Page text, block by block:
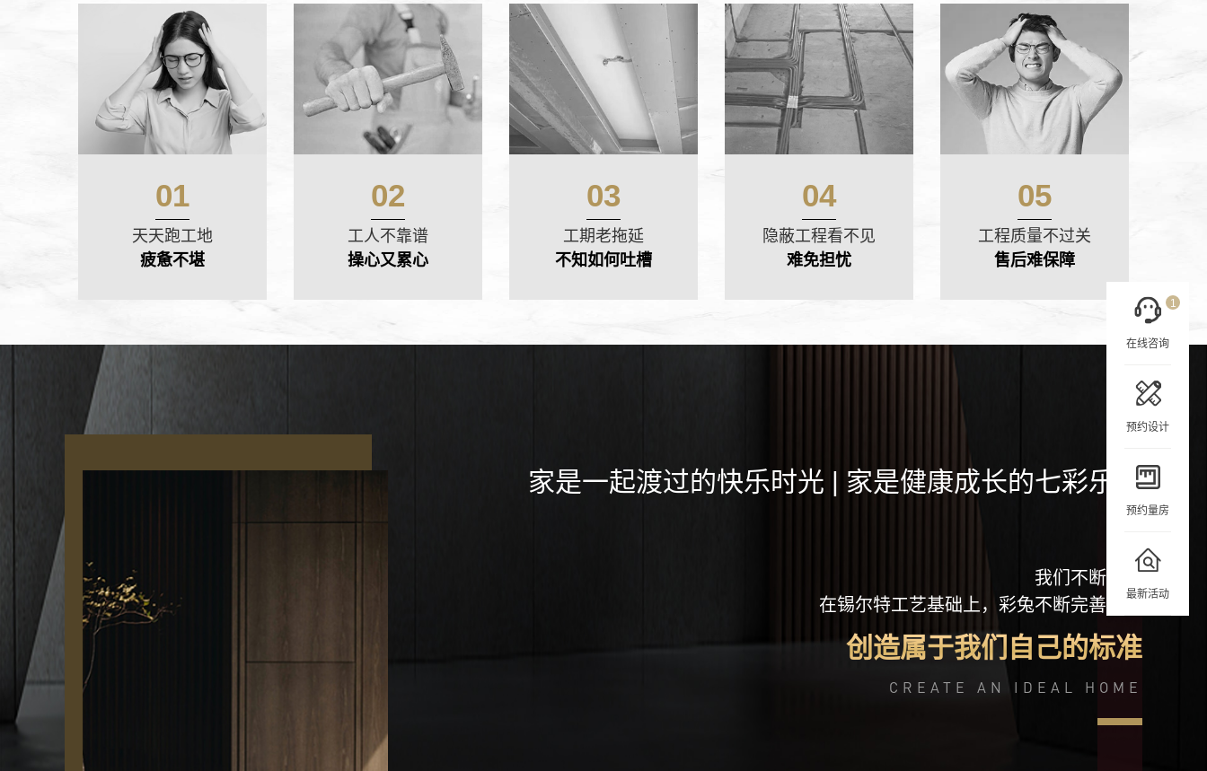
01
天天跑工地
疲惫不堪
02
工人不靠谱
操心又累心
03
工期老拖延
不知如何吐槽
04
隐蔽工程看不见
难免担忧
05
工程质量不过关
售后难保障
家是一起渡过的快乐时光 | 家是健康成长的七彩乐园
我们不断探索
在锡尔特工艺基础上，彩兔不断完善自我
创造属于我们自己的标准
CREATE AN IDEAL HOME
在线咨询
1
预约设计
预约量房
最新活动